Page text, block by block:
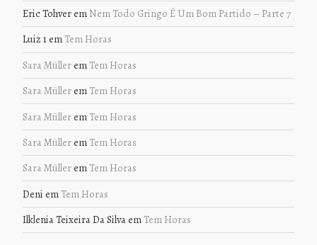
Eric Tohverem Nem Todo Gringo É Um Bom Partido – Parte 7
Luiz 1em Tem Horas
Sara Müllerem Tem Horas
Sara Müllerem Tem Horas
Sara Müllerem Tem Horas
Sara Müllerem Tem Horas
Sara Müllerem Tem Horas
Deni em Tem Horas
Ilklenia Teixeira Da Silvaem Tem Horas